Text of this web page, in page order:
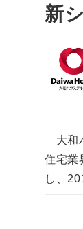
新
大和
住宅業
し、